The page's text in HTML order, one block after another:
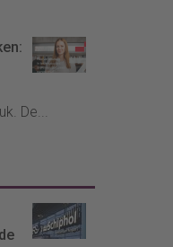
De...